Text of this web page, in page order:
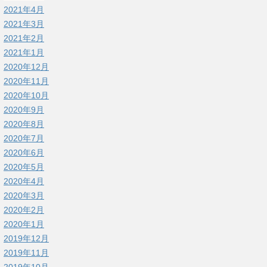
2021年4月
2021年3月
2021年2月
2021年1月
2020年12月
2020年11月
2020年10月
2020年9月
2020年8月
2020年7月
2020年6月
2020年5月
2020年4月
2020年3月
2020年2月
2020年1月
2019年12月
2019年11月